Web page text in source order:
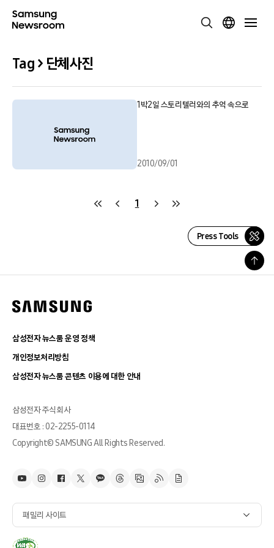
Tag > 단체사진
1박2일 스토리텔러와의 추억 속으로
2010/09/01
1
Press Tools
삼성전자 뉴스룸 운영 정책
개인정보처리방침
삼성전자 뉴스룸 콘텐츠 이용에 대한 안내
삼성전자 주식회사
대표번호 : 02-2255-0114
Copyright© SAMSUNG All Rights Reserved.
패밀리 사이트